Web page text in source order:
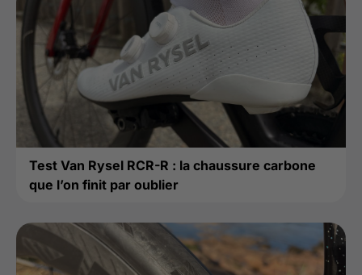
Test Van Rysel RCR-R : la chaussure carbone
que l’on finit par oublier